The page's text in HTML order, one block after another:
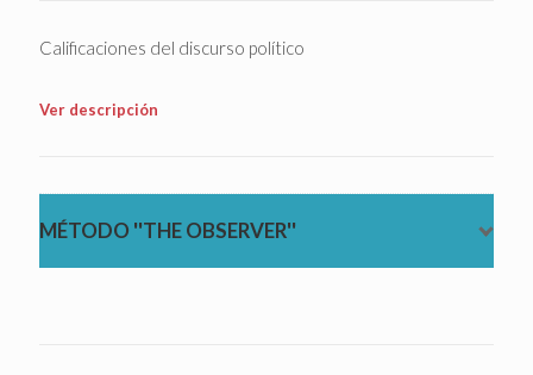
Calificaciones del discurso político
Ver descripción
MÉTODO ''THE OBSERVER''